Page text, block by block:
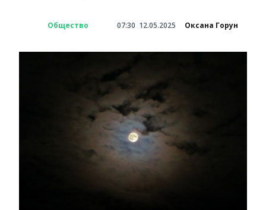
Общество 07:30 12.05.2025 Оксана Горун